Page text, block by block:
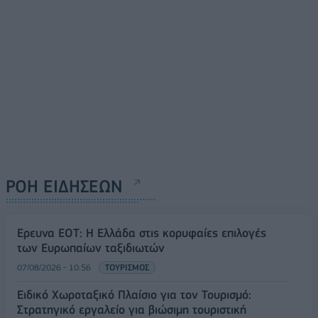
ΡΟΗ ΕΙΔΗΣΕΩΝ
Έρευνα ΕΟΤ: Η Ελλάδα στις κορυφαίες επιλογές
των Ευρωπαίων ταξιδιωτών
07/08/2026 - 10:56 ΤΟΥΡΙΣΜΟΣ
Ειδικό Χωροταξικό Πλαίσιο για τον Τουρισμό:
Στρατηγικό εργαλείο για βιώσιμη τουριστική